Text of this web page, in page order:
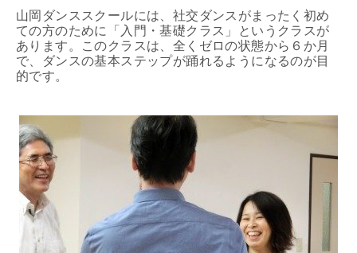
山岡ダンススクールには、社交ダンスがまったく初め
ての方のために「入門・基礎クラス」というクラスが
あります。このクラスは、全くゼロの状態から６か月
で、ダンスの基本ステップが踊れるようになるのが目
的です。